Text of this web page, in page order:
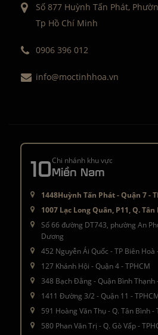
Số 877 Huỳnh Tấn Phát,
Tp Hồ Chí Minh
0906 396 012
info@moctinhhoa.vn
10Chi nhánh khu vực
Miền Nam
1448Huỳnh Tấn Phát - Quận 7 -
1007 Lạc Long Quân, P11, Q. Tân
Số 66 đường DT743, phường An
Dương
452 Nguyễn Ái Quốc - TP Biên Hoà
127 Khánh Hội - Quận 4 - TPHCM
348 Bạch Đằng - Quận Bình Thạnh
1411 Đường 3/2 - Quận 11 -
591 Hoàng Văn Thụ - Q. Tân Bình -
580 Phan Văn Trị - Q. Gò Vấp -